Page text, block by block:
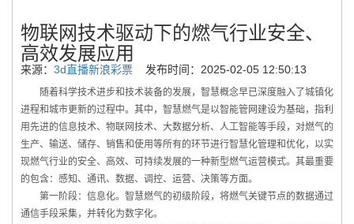
物联网技术驱动下的燃气行业安全、
高效发展应用
来源： 3d直播新浪彩票 发布时间：2025-02-05 12:50:13
随着科学技术进步和技术装备的发展，智慧概念早已深度融入了城镇化
进程和城市更新的过程中。其中，智慧燃气是以智能管网建设为基础，指利
用先进的信息技术、物联网技术、大数据分析、人工智能等手段，对燃气的
生产、输送、储存、销售和使用等所有的环节进行智慧化管理和优化，以实
现燃气行业的安全、高效、可持续发展的一种新型燃气运营模式。其最重要
的包含：感知、通讯、数据、调控、运营、决策等方面。
第一阶段：信息化。智慧燃气的初级阶段，将燃气关键节点的数据通过
通信手段采集，并转化为数字化。